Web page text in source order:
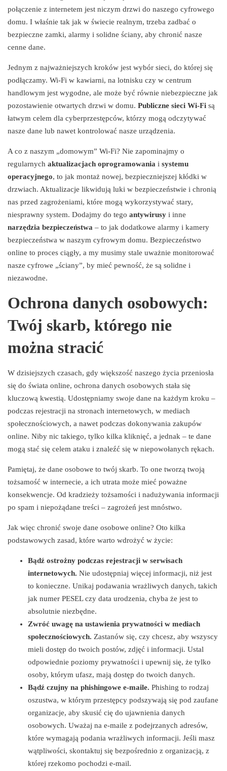
połączenie z internetem jest niczym drzwi do naszego cyfrowego
domu. I właśnie tak jak w świecie realnym, trzeba zadbać o
bezpieczne zamki, alarmy i solidne ściany, aby chronić nasze
cenne dane.
Jednym z najważniejszych kroków jest wybór sieci, do której się
podłączamy. Wi-Fi w kawiarni, na lotnisku czy w centrum
handlowym jest wygodne, ale może być równie niebezpieczne jak
pozostawienie otwartych drzwi w domu. Publiczne sieci Wi-Fi są
łatwym celem dla cyberprzestępców, którzy mogą odczytywać
nasze dane lub nawet kontrolować nasze urządzenia.
A co z naszym „domowym” Wi-Fi? Nie zapominajmy o
regularnych aktualizacjach oprogramowania i systemu
operacyjnego, to jak montaż nowej, bezpieczniejszej kłódki w
drzwiach. Aktualizacje likwidują luki w bezpieczeństwie i chronią
nas przed zagrożeniami, które mogą wykorzystywać stary,
niesprawny system. Dodajmy do tego antywirusy i inne
narzędzia bezpieczeństwa – to jak dodatkowe alarmy i kamery
bezpieczeństwa w naszym cyfrowym domu. Bezpieczeństwo
online to proces ciągły, a my musimy stale uważnie monitorować
nasze cyfrowe „ściany”, by mieć pewność, że są solidne i
niezawodne.
Ochrona danych osobowych:
Twój skarb, którego nie
można stracić
W dzisiejszych czasach, gdy większość naszego życia przeniosła
się do świata online, ochrona danych osobowych stała się
kluczową kwestią. Udostępniamy swoje dane na każdym kroku –
podczas rejestracji na stronach internetowych, w mediach
społecznościowych, a nawet podczas dokonywania zakupów
online. Niby nic takiego, tylko kilka kliknięć, a jednak – te dane
mogą stać się celem ataku i znaleźć się w niepowołanych rękach.
Pamiętaj, że dane osobowe to twój skarb. To one tworzą twoją
tożsamość w internecie, a ich utrata może mieć poważne
konsekwencje. Od kradzieży tożsamości i nadużywania informacji
po spam i niepożądane treści – zagrożeń jest mnóstwo.
Jak więc chronić swoje dane osobowe online? Oto kilka
podstawowych zasad, które warto wdrożyć w życie:
Bądź ostrożny podczas rejestracji w serwisach
internetowych. Nie udostępniaj więcej informacji, niż jest
to konieczne. Unikaj podawania wrażliwych danych, takich
jak numer PESEL czy data urodzenia, chyba że jest to
absolutnie niezbędne.
Zwróć uwagę na ustawienia prywatności w mediach
społecznościowych. Zastanów się, czy chcesz, aby wszyscy
mieli dostęp do twoich postów, zdjęć i informacji. Ustal
odpowiednie poziomy prywatności i upewnij się, że tylko
osoby, którym ufasz, mają dostęp do twoich danych.
Bądź czujny na phishingowe e-maile. Phishing to rodzaj
oszustwa, w którym przestępcy podszywają się pod zaufane
organizacje, aby skusić cię do ujawnienia danych
osobowych. Uważaj na e-maile z podejrzanych adresów,
które wymagają podania wrażliwych informacji. Jeśli masz
wątpliwości, skontaktuj się bezpośrednio z organizacją, z
której rzekomo pochodzi e-mail.